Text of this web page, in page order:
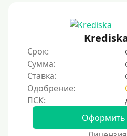
С просрочками
Залог
Под залог ПТС
Без залога
Под залог недвижимости
Срок:
Сумма:
Ставка:
Одобрение:
Оформить